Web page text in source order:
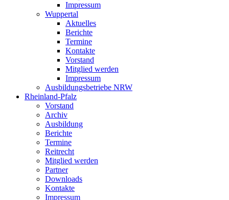
Impressum
Wuppertal
Aktuelles
Berichte
Termine
Kontakte
Vorstand
Mitglied werden
Impressum
Ausbildungsbetriebe NRW
Rheinland-Pfalz
Vorstand
Archiv
Ausbildung
Berichte
Termine
Reitrecht
Mitglied werden
Partner
Downloads
Kontakte
Impressum